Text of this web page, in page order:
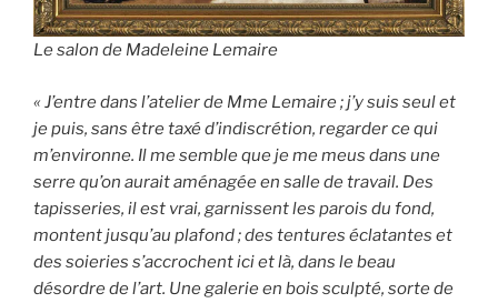
Le salon de Madeleine Lemaire
« J’entre dans l’atelier de Mme Lemaire ; j’y suis seul et
je puis, sans être taxé d’indiscrétion, regarder ce qui
m’environne. Il me semble que je me meus dans une
serre qu’on aurait aménagée en salle de travail. Des
tapisseries, il est vrai, garnissent les parois du fond,
montent jusqu’au plafond ; des tentures éclatantes et
des soieries s’accrochent ici et là, dans le beau
désordre de l’art. Une galerie en bois sculpté, sorte de